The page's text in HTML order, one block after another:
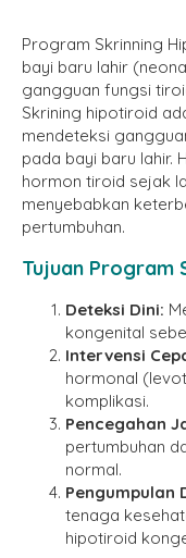
Program Skrinning
bayi baru lahir
gangguan fungsi
Skrining hipotiroid
mendeteksi
pada bayi baru lahir.
hormon tiroid sejak
menyebabkan
pertumbuhan.
Tujuan Program
Deteksi Dini:
kongenital
Intervensi
hormonal
komplikasi.
Pencegahan
pertumbuhan
normal.
Pengumpulan
tenaga
hipotiroid